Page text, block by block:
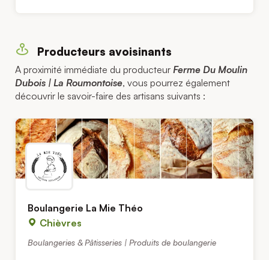
Producteurs avoisinants
A proximité immédiate du producteur Ferme Du Moulin
Dubois | La Roumontoise, vous pourrez également
découvrir le savoir-faire des artisans suivants :
Boulangerie La Mie Théo
Chièvres
Boulangeries & Pâtisseries | Produits de boulangerie